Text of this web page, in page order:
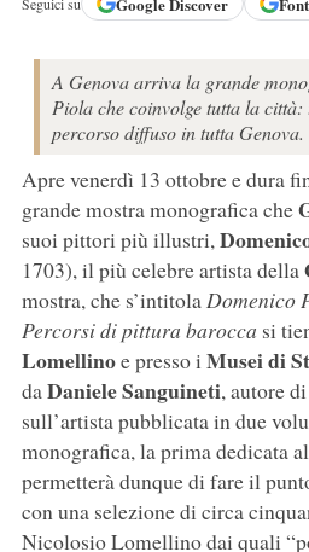
A Genova arriva la grande
Piola che coinvolge tutta la
percorso diffuso in tutta Genova.
Apre venerdì 13 ottobre e dura
grande mostra monografica che
suoi pittori più illustri,
1703), il più celebre artista della
mostra, che s’intitolaDomenico
Percorsi di pittura barocca si
Lomellinoe presso i Musei di
daDaniele Sanguineti, autore
sull’artista pubblicata in due
monografica, la prima dedicata
permetterà dunque di fare il
con una selezione di circa
Nicolosio Lomellino dai quali